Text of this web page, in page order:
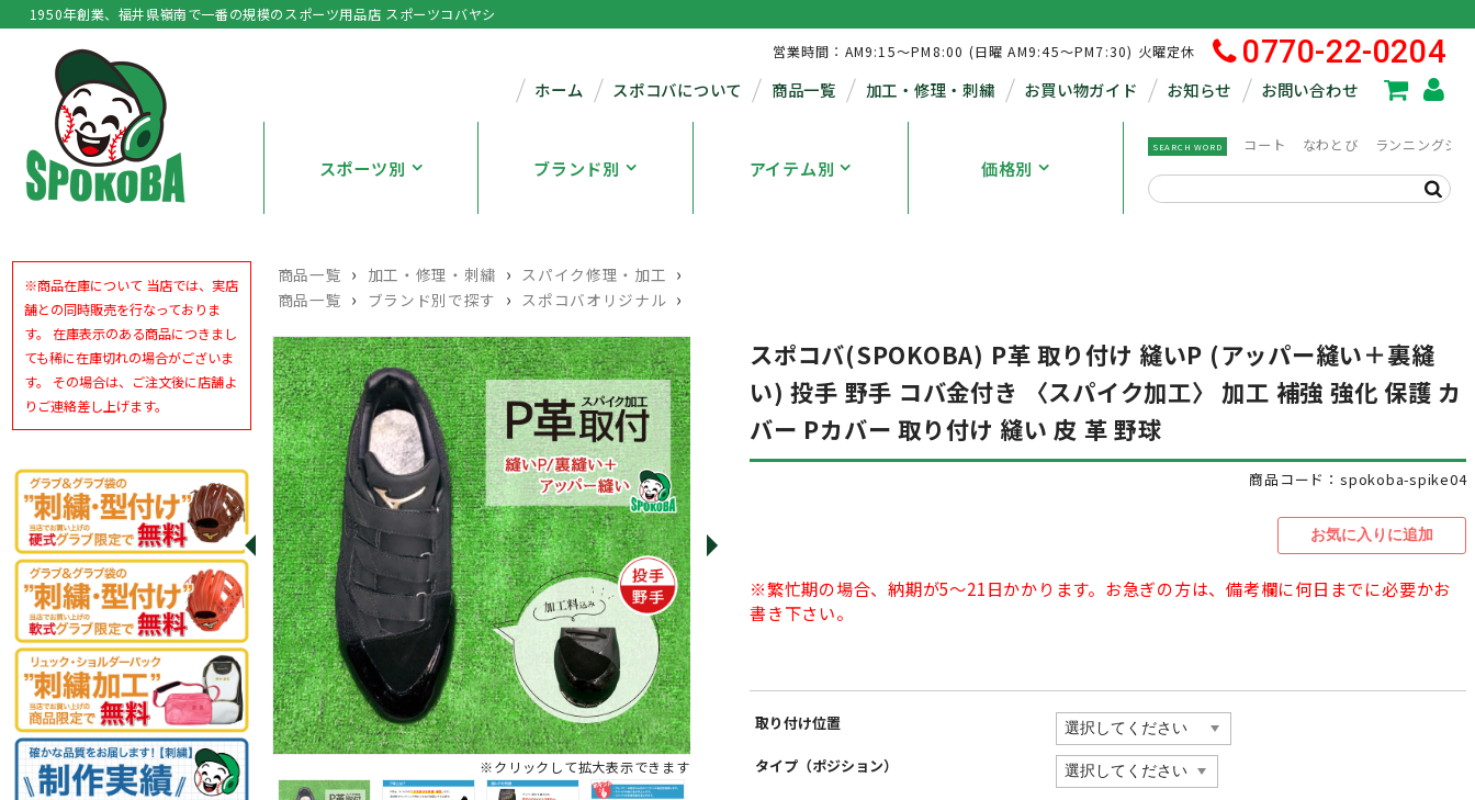
1950年創業、福井県嶺南で一番の規模のスポーツ用品店 スポーツコバヤシ
営業時間：AM9:15～PM8:00 (日曜 AM9:45～PM7:30) 火曜定休
0770-22-0204
ホーム スポコバについて 商品一覧 加工・修理・刺繍 お買い物ガイド お知らせ お問い合わせ
スポーツ別 ブランド別 アイテム別 価格別
SEARCH WORD コート なわとび ランニングシ
商品一覧 › 加工・修理・刺繍 › スパイク修理・加工 ›
商品一覧 › ブランド別で探す › スポコバオリジナル ›
※クリックして拡大表示できます
スポコバ(SPOKOBA) P革 取り付け 縫いP (アッパー縫い＋裏縫
い) 投手 野手 コバ金付き 〈スパイク加工〉 加工 補強 強化 保護 カ
バー Pカバー 取り付け 縫い 皮 革 野球
商品コード：spokoba-spike04
※繁忙期の場合、納期が5〜21日かかります。お急ぎの方は、備考欄に何日までに必要かお
書き下さい。
取り付け位置
タイプ（ポジション）
※商品在庫について 当店では、実店
舗との同時販売を行なっておりま
す。 在庫表示のある商品につきまし
ても稀に在庫切れの場合がございま
す。 その場合は、ご注文後に店舗よ
りご連絡差し上げます。